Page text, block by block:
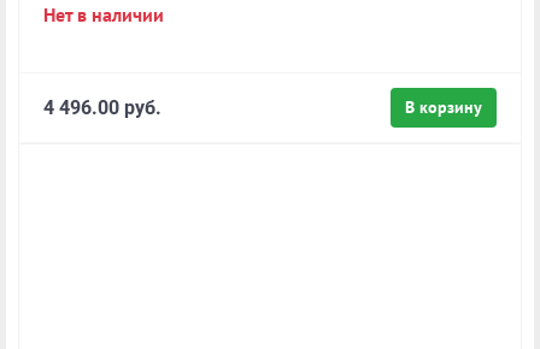
Нет в наличии
В корзину
4 496.00 руб.